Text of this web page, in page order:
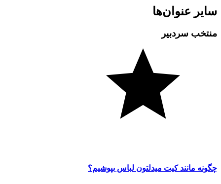
سایر عنوان‌ها
منتخب سردبیر
چگونه مانند کیت میدلتون لباس بپوشیم؟